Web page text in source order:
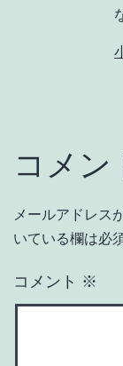
コメン
メールアドレス
いている欄は必
コメント ※